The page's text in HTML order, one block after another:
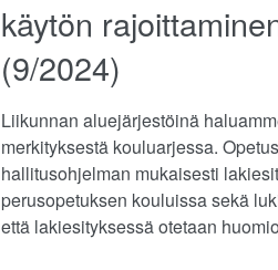
käytön
(9/2024)
Liikunnan aluejärjestöinä
merkityksestä kouluarjessa.
hallitusohjelman mukaisesti
perusopetuksen kouluissa sekä
että lakiesityksessä otetaan